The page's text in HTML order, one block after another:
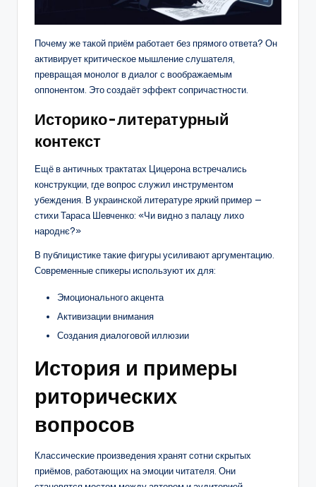
Почему же такой приём работает без прямого ответа? Он
активирует критическое мышление слушателя,
превращая монолог в диалог с воображаемым
оппонентом. Это создаёт эффект сопричастности.
Историко-литературный
контекст
Ещё в античных трактатах Цицерона встречались
конструкции, где вопрос служил инструментом
убеждения. В украинской литературе яркий пример —
стихи Тараса Шевченко: «Чи видно з палацу лихо
народнє?»
В публицистике такие фигуры усиливают аргументацию.
Современные спикеры используют их для:
Эмоционального акцента
Активизации внимания
Создания диалоговой иллюзии
История и примеры
риторических
вопросов
Классические произведения хранят сотни скрытых
приёмов, работающих на эмоции читателя. Они